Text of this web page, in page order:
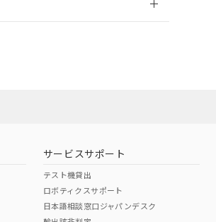
サービスサポート
テスト機貸出
ロボティクスサポート
日本語相談窓口ジャパンデスク